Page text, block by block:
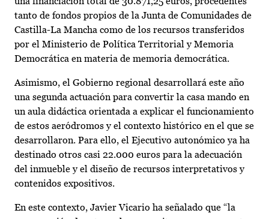
tanto de fondos propios de la Junta de Comunidades de
Castilla-La Mancha como de los recursos transferidos
por el Ministerio de Política Territorial y Memoria
Democrática en materia de memoria democrática.
Asimismo, el Gobierno regional desarrollará este año
una segunda actuación para convertir la casa mando en
un aula didáctica orientada a explicar el funcionamiento
de estos aeródromos y el contexto histórico en el que se
desarrollaron. Para ello, el Ejecutivo autonómico ya ha
destinado otros casi 22.000 euros para la adecuación
del inmueble y el diseño de recursos interpretativos y
contenidos expositivos.
En este contexto, Javier Vicario ha señalado que “la